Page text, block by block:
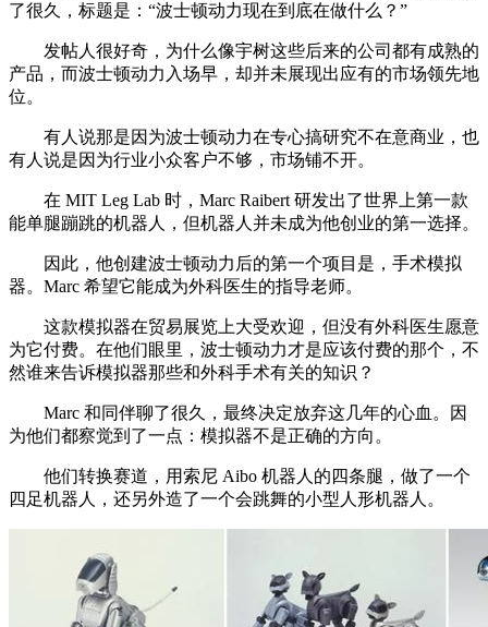
了很久，标题是：“波士顿动力现在到底在做什么？”
发帖人很好奇，为什么像宇树这些后来的公司都有成熟的
产品，而波士顿动力入场早，却并未展现出应有的市场领先地
位。
有人说那是因为波士顿动力在专心搞研究不在意商业，也
有人说是因为行业小众客户不够，市场铺不开。
在 MIT Leg Lab 时，Marc Raibert 研发出了世界上第一款
能单腿蹦跳的机器人，但机器人并未成为他创业的第一选择。
因此，他创建波士顿动力后的第一个项目是，手术模拟
器。Marc 希望它能成为外科医生的指导老师。
这款模拟器在贸易展览上大受欢迎，但没有外科医生愿意
为它付费。在他们眼里，波士顿动力才是应该付费的那个，不
然谁来告诉模拟器那些和外科手术有关的知识？
Marc 和同伴聊了很久，最终决定放弃这几年的心血。因
为他们都察觉到了一点：模拟器不是正确的方向。
他们转换赛道，用索尼 Aibo 机器人的四条腿，做了一个
四足机器人，还另外造了一个会跳舞的小型人形机器人。